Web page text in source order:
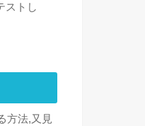
ストし
方法,又見